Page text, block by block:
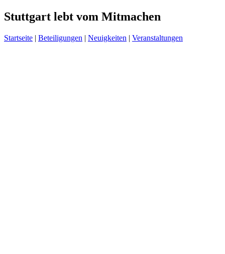
Stuttgart lebt vom Mitmachen
Startseite | Beteiligungen | Neuigkeiten | Veranstaltungen